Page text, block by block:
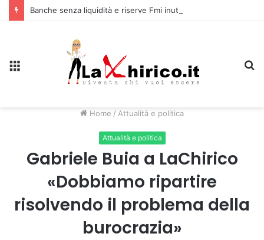
Home / Attualità e politica
Attualità e politica
Gabriele Buia a LaChirico
«Dobbiamo ripartire
risolvendo il problema della
burocrazia»